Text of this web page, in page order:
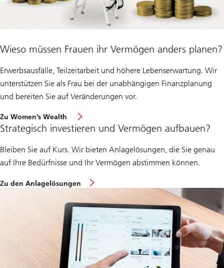
Wieso müssen Frauen ihr Vermögen anders planen?
Erwerbsausfälle, Teilzeitarbeit und höhere Lebenserwartung. Wir
unterstützen Sie als Frau bei der unabhängigen Finanzplanung
und bereiten Sie auf Veränderungen vor.
Zu Women’s Wealth
Strategisch investieren und Vermögen aufbauen?
Bleiben Sie auf Kurs. Wir bieten Anlagelösungen, die Sie genau
auf Ihre Bedürfnisse und Ihr Vermögen abstimmen können.
Zu den Anlagelösungen